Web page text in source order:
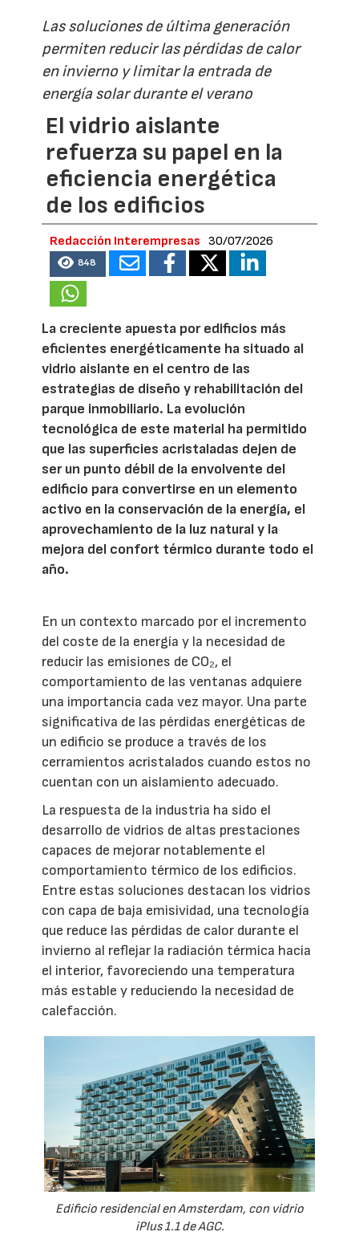
Las soluciones de última generación
permiten reducir las pérdidas de calor
en invierno y limitar la entrada de
energía solar durante el verano
El vidrio aislante
refuerza su papel en la
eficiencia energética
de los edificios
Redacción Interempresas 30/07/2026
848
La creciente apuesta por edificios más
eficientes energéticamente ha situado al
vidrio aislante en el centro de las
estrategias de diseño y rehabilitación del
parque inmobiliario. La evolución
tecnológica de este material ha permitido
que las superficies acristaladas dejen de
ser un punto débil de la envolvente del
edificio para convertirse en un elemento
activo en la conservación de la energía, el
aprovechamiento de la luz natural y la
mejora del confort térmico durante todo el
año.
En un contexto marcado por el incremento
del coste de la energía y la necesidad de
reducir las emisiones de CO₂, el
comportamiento de las ventanas adquiere
una importancia cada vez mayor. Una parte
significativa de las pérdidas energéticas de
un edificio se produce a través de los
cerramientos acristalados cuando estos no
cuentan con un aislamiento adecuado.
La respuesta de la industria ha sido el
desarrollo de vidrios de altas prestaciones
capaces de mejorar notablemente el
comportamiento térmico de los edificios.
Entre estas soluciones destacan los vidrios
con capa de baja emisividad, una tecnología
que reduce las pérdidas de calor durante el
invierno al reflejar la radiación térmica hacia
el interior, favoreciendo una temperatura
más estable y reduciendo la necesidad de
calefacción.
Edificio residencial en Amsterdam, con vidrio
iPlus 1.1 de AGC.